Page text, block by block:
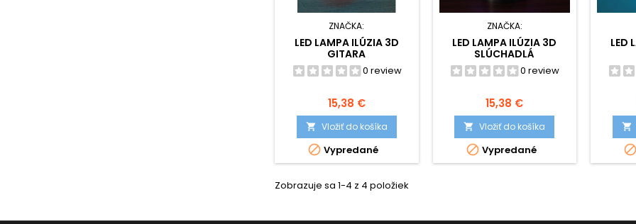
ZNAČKA:
LED LAMPA ILÚZIA 3D
GITARA
0 review
Cena
15,38 €
 Vložiť do košíka
 Vypredané
ZNAČKA:
LED LAMPA ILÚZIA 3D
SLÚCHADLÁ
0 review
Cena
15,38 €
 Vložiť do košíka
 Vypredané
LED


Zobrazuje sa 1-4 z 4 položiek